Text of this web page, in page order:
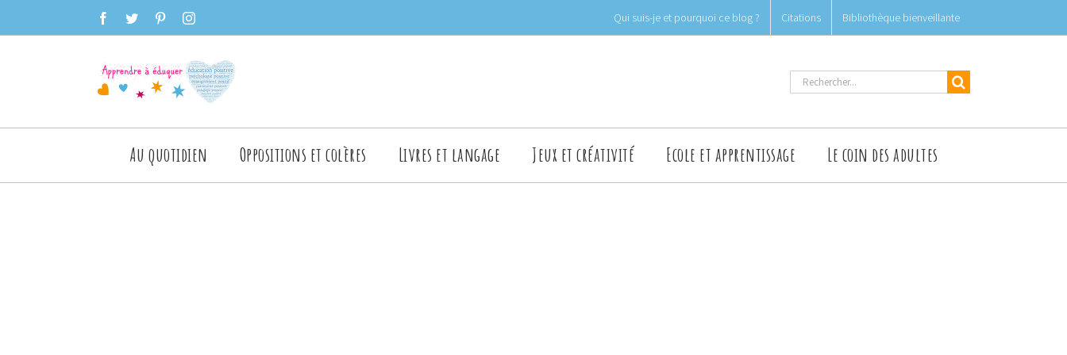
to
facebooktwitter pinterestinstagram Qui suis-je et pourquoi ce blog ? Citations Bibliothèque bienveillante
Rechercher
Rechercher
Au quotidien Oppositions et colères Livres et langage Jeux et créativité Ecole et apprentissage Le coin des adultes